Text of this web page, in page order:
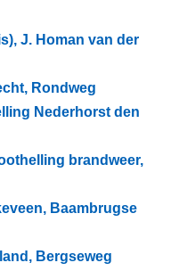
J. Homan van der
Rondweg
Nederhorst den
brandweer,
Baambrugse
Bergseweg